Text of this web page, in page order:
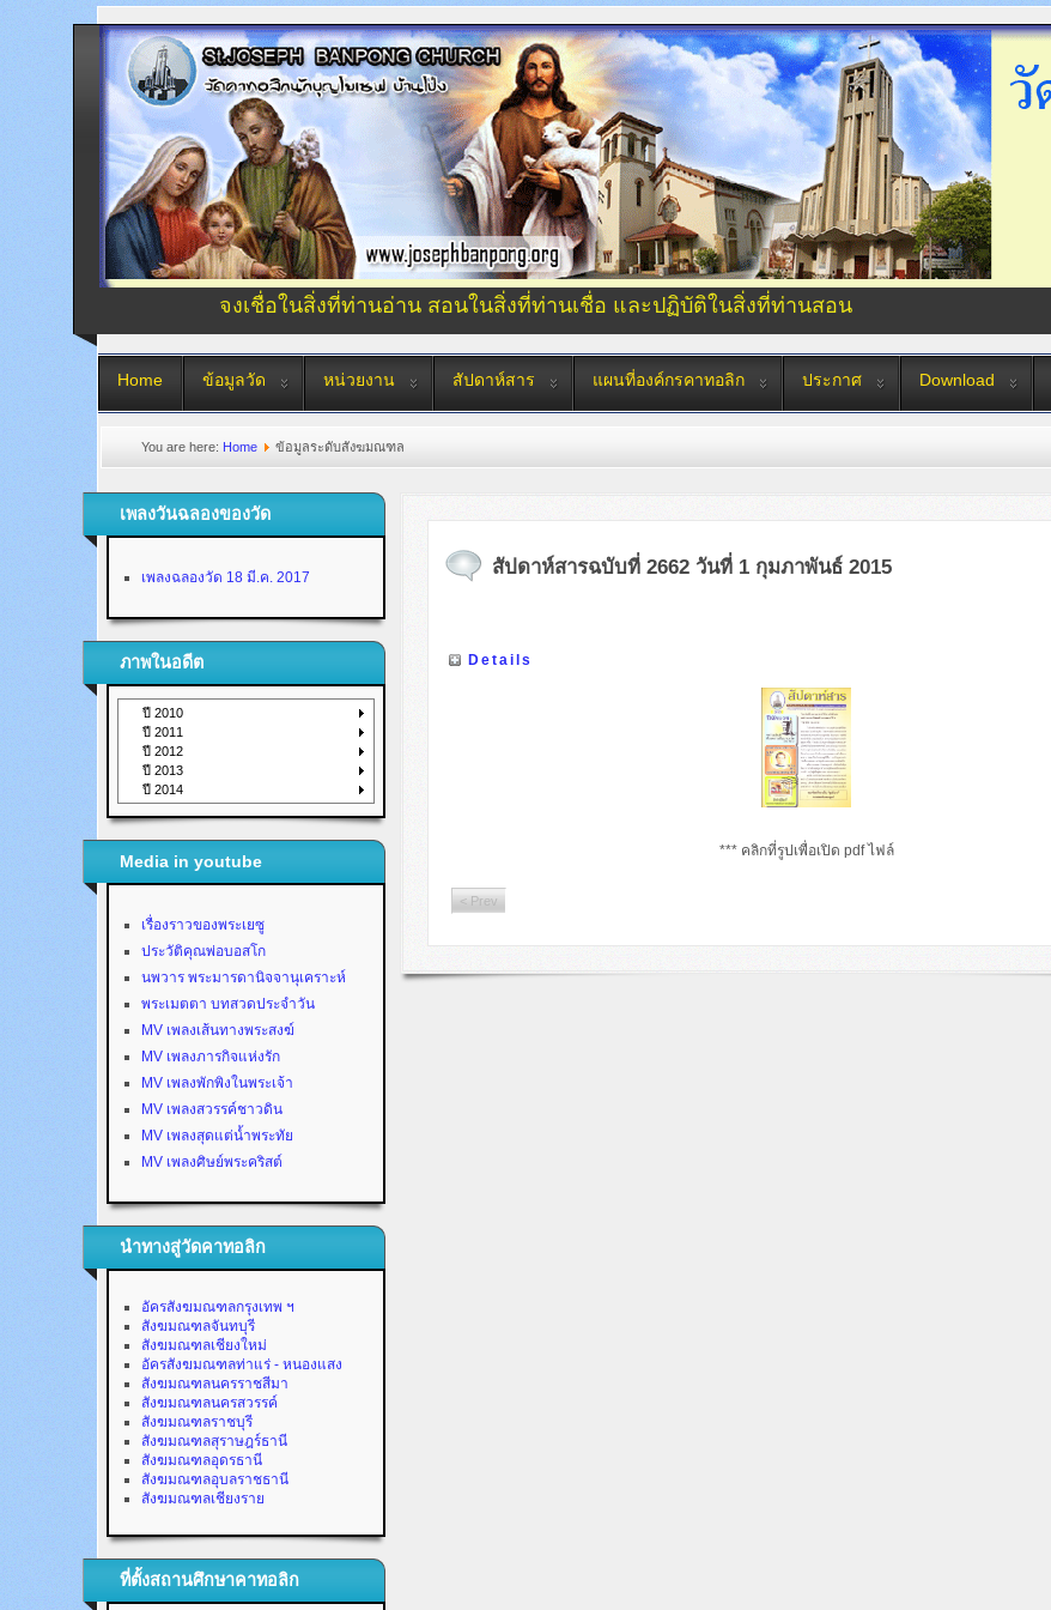
จงเชื่อในสิ่งที่ท่านอ่าน สอนในสิ่งที่ท่านเชื่อ และปฏิบัติในสิ่งที่ท่านสอน
Home ข้อมูลวัด หน่วยงาน สัปดาห์สาร แผนที่องค์กรคาทอลิก ประกาศ Download
You are here:Home ข้อมูลระดับสังฆมณฑล
เพลงวันฉลองของวัด
เพลงฉลองวัด 18 มี.ค. 2017
ภาพในอดีต
ปี 2010
ปี 2011
ปี 2012
ปี 2013
ปี 2014
Media in youtube
เรื่องราวของพระเยซู
ประวัติคุณพ่อบอสโก
นพวาร พระมารดานิจจานุเคราะห์
พระเมตตา บทสวดประจำวัน
MV เพลงเส้นทางพระสงฆ์
MV เพลงภารกิจแห่งรัก
MV เพลงพักพิงในพระเจ้า
MV เพลงสวรรค์ชาวดิน
MV เพลงสุดแต่น้ำพระทัย
MV เพลงศิษย์พระคริสต์
นำทางสู่วัดคาทอลิก
อัครสังฆมณฑลกรุงเทพ ฯ
สังฆมณฑลจันทบุรี
สังฆมณฑลเชียงใหม่
อัครสังฆมณฑลท่าแร่ - หนองแสง
สังฆมณฑลนครราชสีมา
สังฆมณฑลนครสวรรค์
สังฆมณฑลราชบุรี
สังฆมณฑลสุราษฎร์ธานี
สังฆมณฑลอุดรธานี
สังฆมณฑลอุบลราชธานี
สังฆมณฑลเชียงราย
ที่ตั้งสถานศึกษาคาทอลิก
สัปดาห์สารฉบับที่ 2662 วันที่ 1 กุมภาพันธ์ 2015
Details
*** คลิกที่รูปเพื่อเปิด pdf ไฟล์
< Prev